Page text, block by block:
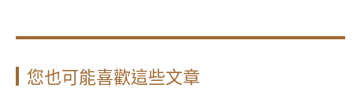
您也可能喜歡這些文章